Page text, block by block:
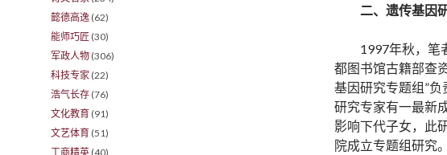
二、遗传基因
1997年秋，笔
都图书馆古籍部查
基因研究专题组”
研究专家有一最新
影响下代子女，此
院成立专题组研究。
懿德高逸 (62)
能师巧匠 (30)
军政人物 (306)
科技专家 (22)
浩气长存 (76)
文化教育 (91)
文艺体育 (51)
工商精英 (40)